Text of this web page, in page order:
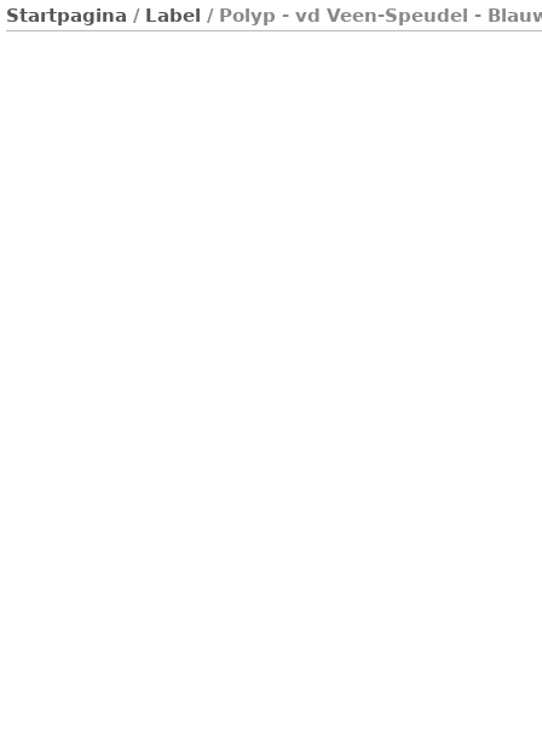
Startpagina / Label / Polyp - vd Veen-Speudel -